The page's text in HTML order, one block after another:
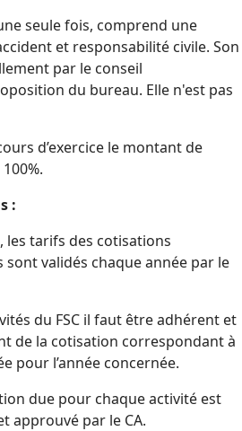
seule fois, comprend une
et responsabilité civile. Son
par le conseil
du bureau. Elle n'est pas
d’exercice le montant de
:
les tarifs des cotisations
sont validés chaque année par le
du FSC il faut être adhérent et
de la cotisation correspondant à
pour l’année concernée.
due pour chaque activité est
approuvé par le CA.